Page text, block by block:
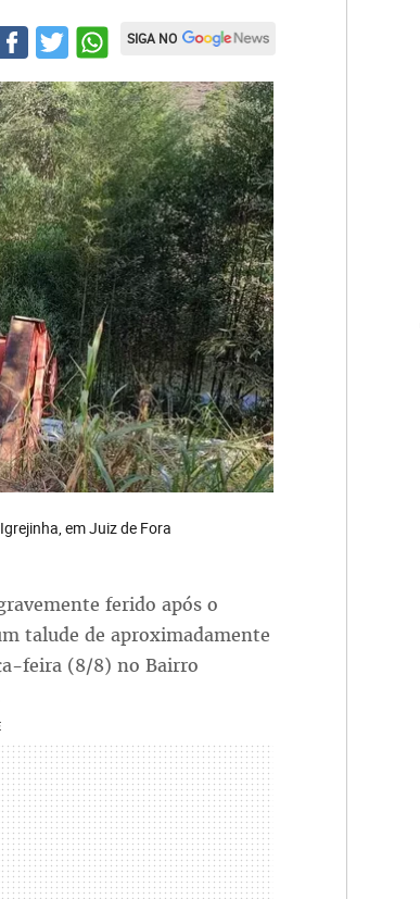
SIGA NO
em Juiz de Fora
ferido após o
talude de aproximadamente
feira (8/8) no Bairro